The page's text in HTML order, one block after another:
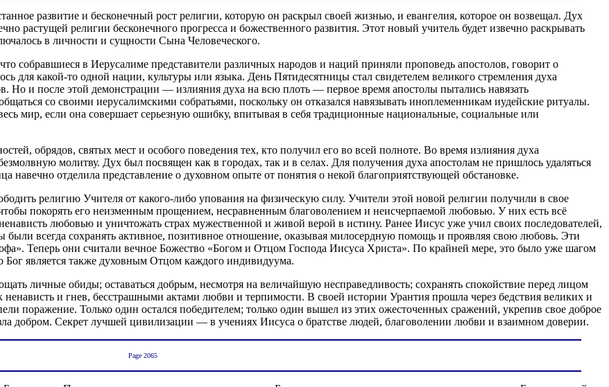
развитие и бесконечный рост религии, которую он раскрыл своей жизнью, и евангелия, которое он возвещал. Дух
растущей религии бесконечного прогресса и божественного развития. Этот новый учитель будет извечно раскрывать
в личности и сущности Сына Человеческого.
собравшиеся в Иерусалиме представители различных народов и наций приняли проповедь апостолов, говорит о
для какой-то одной нации, культуры или языка. День Пятидесятницы стал свидетелем великого стремления духа
Но и после этой демонстрации — излияния духа на всю плоть — первое время апостолы пытались навязать
со своими иерусалимскими собратьями, поскольку он отказался навязывать иноплеменникам иудейские ритуалы.
мир, если она совершает серьезную ошибку, впитывая в себя традиционные национальные, социальные или
обрядов, святых мест и особого поведения тех, кто получил его во всей полноте. Во время излияния духа
молитву. Дух был посвящен как в городах, так и в селах. Для получения духа апостолам не пришлось удаляться
навечно отделила представление о духовном опыте от понятия о некой благоприятствующей обстановке.
религию Учителя от какого-либо упования на физическую силу. Учители этой новой религии получили в свое
покорять его неизменным прощением, несравненным благоволением и неисчерпаемой любовью. У них есть всё
любовью и уничтожать страх мужественной и живой верой в истину. Ранее Иисус уже учил своих последователей,
были всегда сохранять активное, позитивное отношение, оказывая милосердную помощь и проявляя свою любовь. Эти
Теперь они считали вечное Божество «Богом и Отцом Господа Иисуса Христа». По крайней мере, это было уже шагом
Бог является также духовным Отцом каждого индивидуума.
личные обиды; оставаться добрым, несмотря на величайшую несправедливость; сохранять спокойствие перед лицом
ненависть и гнев, бесстрашными актами любви и терпимости. В своей истории Урантия прошла через бедствия великих и
поражение. Только один остался победителем; только один вышел из этих ожесточенных сражений, укрепив свое доброе
добром. Секрет лучшей цивилизации — в учениях Иисуса о братстве людей, благоволении любви и взаимном доверии.
Page 2065